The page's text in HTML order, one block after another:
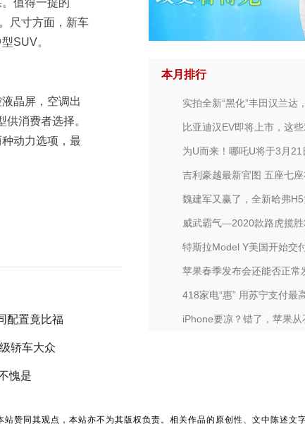
值得一提的
尺寸方面，新车
SUV。
晶屏，空调出
消费者选择。
动力选项，最
配置竟比福
轿车大众
愧是
本月排行
实拍全新“黑化”丰田汉兰达
比亚迪汉EV即将上市，这
为U而来！哪吒U将于3月21
吉利豪越最新官图 五座七
魏建军又赢了，全新哈弗
威武霸气—2020款路虎揽胜
特斯拉Model Y美国开始交
苹果春季发布会还能否正常
418家电“惠” 用苏宁支付最
iPhone要凉？错了，苹果从
赞同其观点，本站亦不为其版权负责。相关作品的原创性、文中陈述文